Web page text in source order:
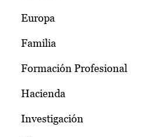
Europa
Familia
Formación Profesional
Hacienda
Investigación